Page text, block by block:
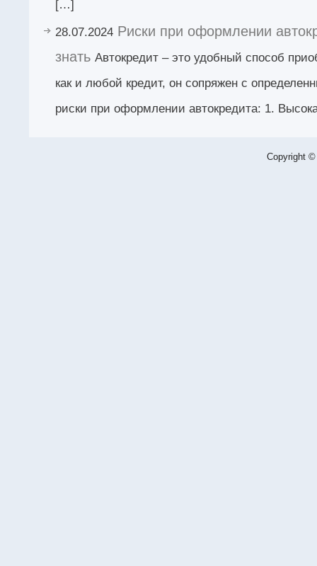
[…]
28.07.2024 Риски при оформлении
знать Автокредит – это удобный способ
как и любой кредит, он сопряжен с
риски при оформлении автокредита: 1.
Copyright ©